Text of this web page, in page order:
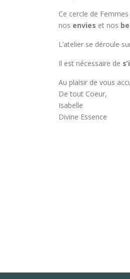
Ce cercle de
nos envies et nos
L’atelier se déroule
Il est nécessaire de
Au plaisir de vous
De tout Coeur,
Isabelle
Divine Essence